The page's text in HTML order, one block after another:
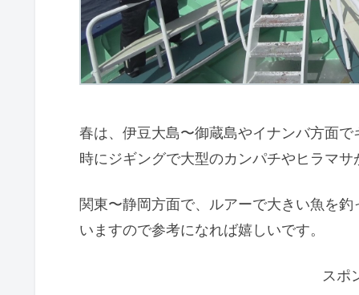
春は、伊豆大島〜御蔵島やイナンバ方面
時にジギングで大型のカンパチやヒラマ
関東〜静岡方面で、ルアーで大きい魚を
いますので参考になれば嬉しいです。
スポ